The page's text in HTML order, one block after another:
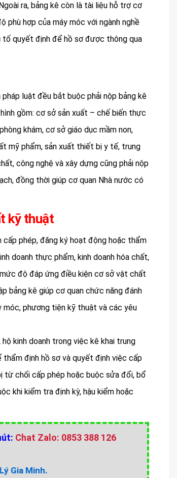
ra, bảng kê còn là tài liệu hỗ trợ cơ
phù hợp của máy móc với ngành nghề
tố quyết định để hồ sơ được thông qua
luật đều bắt buộc phải nộp bảng kê
gồm: cơ sở sản xuất – chế biến thực
khám, cơ sở giáo dục mầm non,
mỹ phẩm, sản xuất thiết bị y tế, trung
công nghệ và xây dựng cũng phải nộp
đồng thời giúp cơ quan Nhà nước có
kỹ thuật
phép, đăng ký hoạt động hoặc thẩm
doanh thực phẩm, kinh doanh hóa chất,
độ đáp ứng điều kiện cơ sở vật chất
bảng kê giúp cơ quan chức năng đánh
phương tiện kỹ thuật và các yêu
kinh doanh trong việc kê khai trung
định hồ sơ và quyết định việc cấp
từ chối cấp phép hoặc buộc sửa đổi, bổ
khi kiểm tra định kỳ, hậu kiểm hoặc
Chat Zalo: 0853 388 126
Gia Minh.